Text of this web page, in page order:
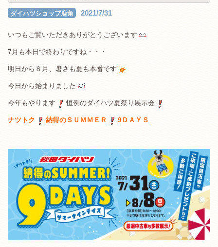
ダイハツショップ鹿角 2021/7/31
いつもご覧いただきありがとうございます
7月も本日で終わりですね・・・
明日から８月、暑さも夏も本番です
今日から始まりました
今年もやります 恒例のダイハツ夏祭り展示会
ナツトク 納得のＳＵＭＭＥＲ 9ＤＡＹＳ